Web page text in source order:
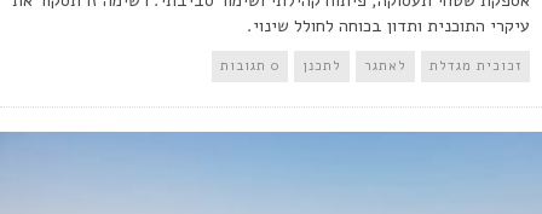
עיקרי התוכנית ותדון בכוחה לחולל שינוי.
זכוכית מגדלת לאתגר לתכנן 0 תגובות